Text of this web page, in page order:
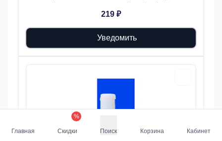
219 ₽
Уведомить
Главная
%
Скидки Поиск Корзина Кабинет